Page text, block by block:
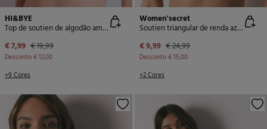
HI&BYE
Top de soutien de algodão amarelo com copas removíveis
€ 7,99 € 19,99
Desconto€ 12,00
+9 Cores
Women'secret
Soutien triangular de renda azul NATURAL
€ 9,99 € 24,99
Desconto€ 15,00
+2 Cores